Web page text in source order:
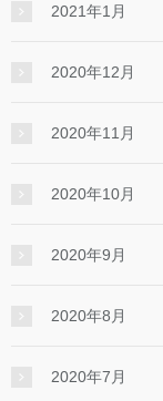
2021年1月
2020年12月
2020年11月
2020年10月
2020年9月
2020年8月
2020年7月